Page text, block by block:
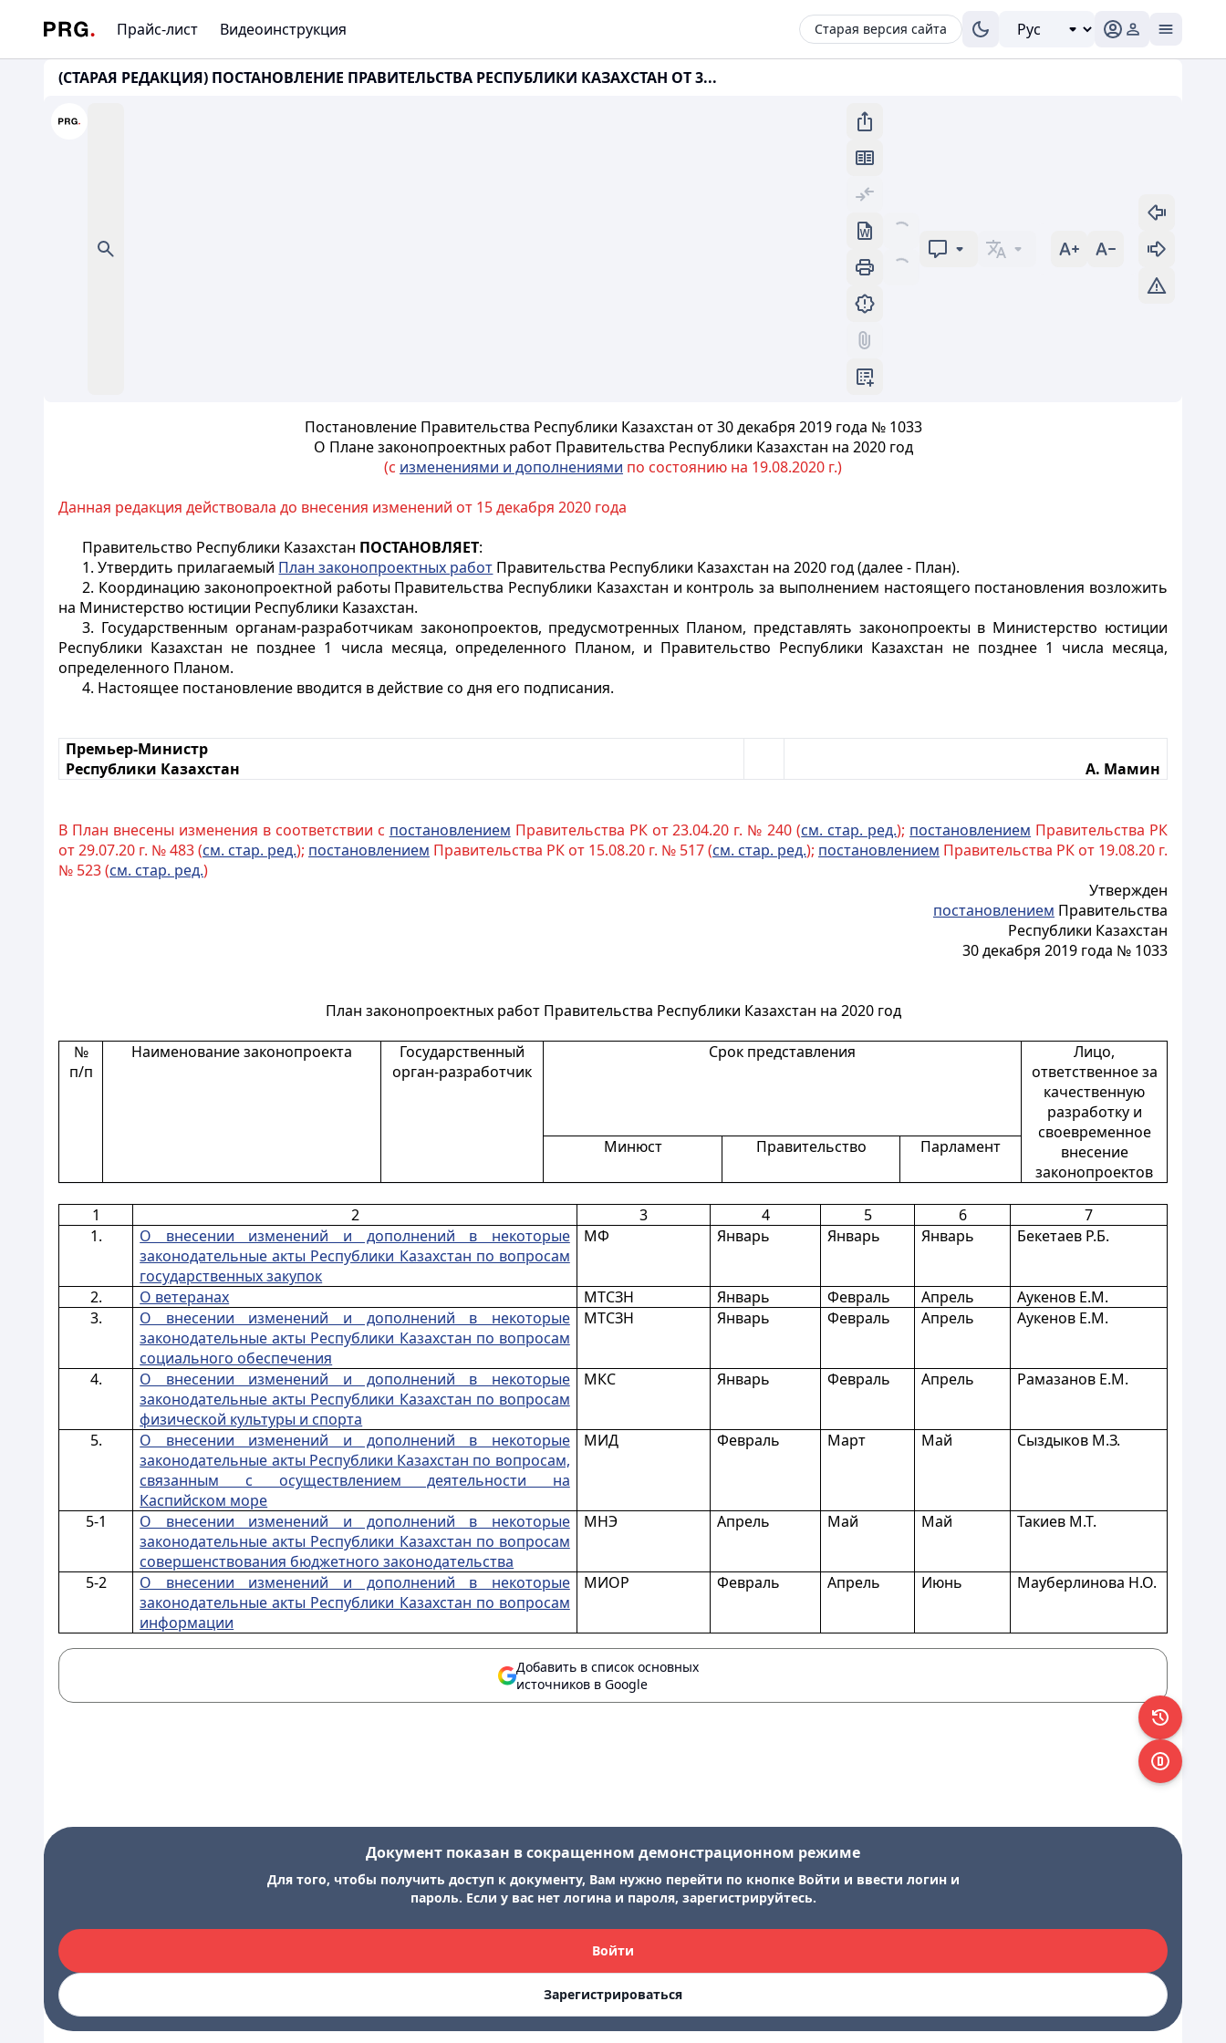
Прайс-лист Видеоинструкция Старая версия сайта
(СТАРАЯ РЕДАКЦИЯ) ПОСТАНОВЛЕНИЕ ПРАВИТЕЛЬСТВА РЕСПУБЛИКИ КАЗАХСТАН ОТ 3...
Постановление Правительства Республики Казахстан от 30 декабря 2019 года № 1033
О Плане законопроектных работ Правительства Республики Казахстан на 2020 год
(с изменениями и дополнениями по состоянию на 19.08.2020 г.)
Данная редакция действовала до внесения изменений от 15 декабря 2020 года
Правительство Республики Казахстан ПОСТАНОВЛЯЕТ:
1. Утвердить прилагаемый План законопроектных работ Правительства Республики Казахстан на 2020 год (далее - План).
2. Координацию законопроектной работы Правительства Республики Казахстан и контроль за выполнением настоящего постановления возложить
на Министерство юстиции Республики Казахстан.
3. Государственным органам-разработчикам законопроектов, предусмотренных Планом, представлять законопроекты в Министерство юстиции
Республики Казахстан не позднее 1 числа месяца, определенного Планом, и Правительство Республики Казахстан не позднее 1 числа месяца,
определенного Планом.
4. Настоящее постановление вводится в действие со дня его подписания.
Премьер-Министр
Республики Казахстан
А. Мамин
В План внесены изменения в соответствии с постановлением Правительства РК от 23.04.20 г. № 240 (см. стар. ред.); постановлением Правительства РК
от 29.07.20 г. № 483 (см. стар. ред.); постановлением Правительства РК от 15.08.20 г. № 517 (см. стар. ред.); постановлением Правительства РК от 19.08.20 г.
№ 523 (см. стар. ред.)
Утвержден
постановлением Правительства
Республики Казахстан
30 декабря 2019 года № 1033
План законопроектных работ Правительства Республики Казахстан на 2020 год
№
п/п
Наименование законопроекта
Государственный
орган-разработчик
Срок представления
Лицо,
ответственное за
качественную
разработку и
своевременное
внесение
законопроектов
Минюст Правительство Парламент
1 2 3 4 5 6
7
1.
О внесении изменений и дополнений в некоторые
законодательные акты Республики Казахстан по вопросам
государственных закупок
МФ Январь Январь Январь Бекетаев Р.Б.
2. О ветеранах МТСЗН Январь Февраль Апрель
Аукенов Е.М.
3.
О внесении изменений и дополнений в некоторые
законодательные акты Республики Казахстан по вопросам
социального обеспечения
МТСЗН Январь Февраль Апрель Аукенов Е.М.
4.
О внесении изменений и дополнений в некоторые
законодательные акты Республики Казахстан по вопросам
физической культуры и спорта
МКС Январь Февраль Апрель Рамазанов Е.М.
5.
О внесении изменений и дополнений в некоторые
законодательные акты Республики Казахстан по вопросам,
связанным с осуществлением деятельности на
Каспийском море
МИД Февраль Март Май Сыздыков М.З.
5-1
О внесении изменений и дополнений в некоторые
законодательные акты Республики Казахстан по вопросам
совершенствования бюджетного законодательства
МНЭ Апрель Май Май Такиев М.Т.
5-2
О внесении изменений и дополнений в некоторые
законодательные акты Республики Казахстан по вопросам
информации
МИОР Февраль Апрель Июнь Мауберлинова Н.О.
Добавить в список основных
источников в Google
Документ показан в сокращенном демонстрационном режиме
Для того, чтобы получить доступ к документу, Вам нужно перейти по кнопке Войти и ввести логин и
пароль. Если у вас нет логина и пароля, зарегистрируйтесь.
Войти
Зарегистрироваться